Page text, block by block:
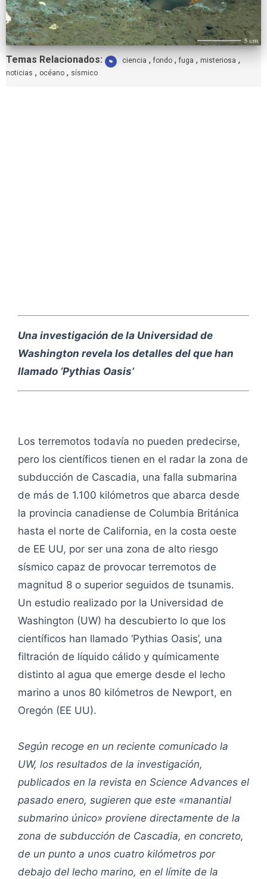
Temas Relacionados: Etiquetas:
ciencia ,fondo ,fuga , misteriosa ,
noticias , océano , sísmico
Una investigación de la Universidad de
Washington revela los detalles del que han
llamado ‘Pythias Oasis’
Los terremotos todavía no pueden predecirse,
pero los científicos tienen en el radar la zona de
subducción de Cascadia, una falla submarina
de más de 1.100 kilómetros que abarca desde
la provincia canadiense de Columbia Británica
hasta el norte de California, en la costa oeste
de EE UU, por ser una zona de alto riesgo
sísmico capaz de provocar terremotos de
magnitud 8 o superior seguidos de tsunamis.
Un estudio realizado por la Universidad de
Washington (UW) ha descubierto lo que los
científicos han llamado ‘Pythias Oasis’, una
filtración de líquido cálido y químicamente
distinto al agua que emerge desde el lecho
marino a unos 80 kilómetros de Newport, en
Oregón (EE UU).
Según recoge en un reciente comunicado la
UW, los resultados de la investigación,
publicados en la revista en Science Advances el
pasado enero, sugieren que este «manantial
submarino único» proviene directamente de la
zona de subducción de Cascadia, en concreto,
de un punto a unos cuatro kilómetros por
debajo del lecho marino, en el límite de la